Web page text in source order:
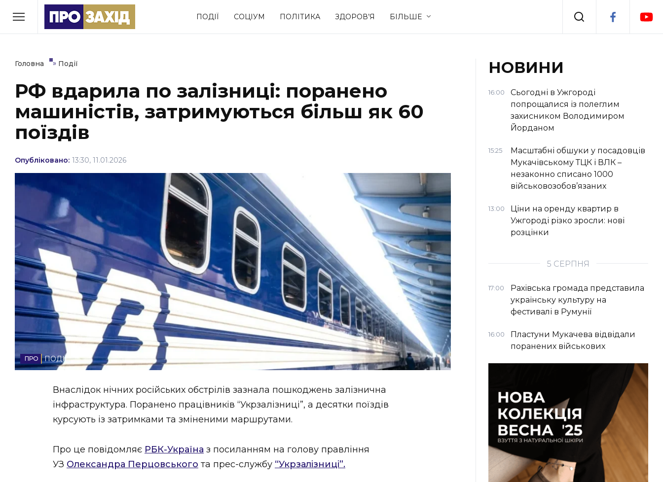
ПОДІЇ СОЦІУМ ПОЛІТИКА ЗДОРОВ’Я БІЛЬШЕ
РУБРИКИ
Економіка Події
Політика Соціум Спорт
Втрачений Ужгород
(відеоверсія)
ЗАКАРПАТСЬКІ НОВИНИ
НОВИНИ ЗАХІДНОЇ УКРАЇНИ
ФОТО
ВІДЕО
Головна » Події
РФ вдарила по залізниці: поранено
машиністів, затримуються більш як 60
поїздів
Опубліковано: 13:30, 11.01.2026
ПОДІЇ
Внаслідок нічних російських обстрілів зазнала пошкоджень залізнична
інфраструктура. Поранено працівників “Укрзалізниці”, а десятки поїздів
курсують із затримками та зміненими маршрутами.
Про це повідомляє РБК-Україна з посиланням на голову правління
УЗ Олександра Перцовського та прес-службу “Укрзалізниці”.
НОВИНИ
16:00
Сьогодні в Ужгороді
попрощалися із полеглим
захисником Володимиром
Йорданом
15:25
Масштабні обшуки у посадовців
Мукачівському ТЦК і ВЛК –
незаконно списано 1000
військовозобов’язаних
13:00
Ціни на оренду квартир в
Ужгороді різко зросли: нові
розцінки
5 СЕРПНЯ
17:00
Рахівська громада представила
українську культуру на
фестивалі в Румунії
16:00
Пластуни Мукачева відвідали
поранених військових